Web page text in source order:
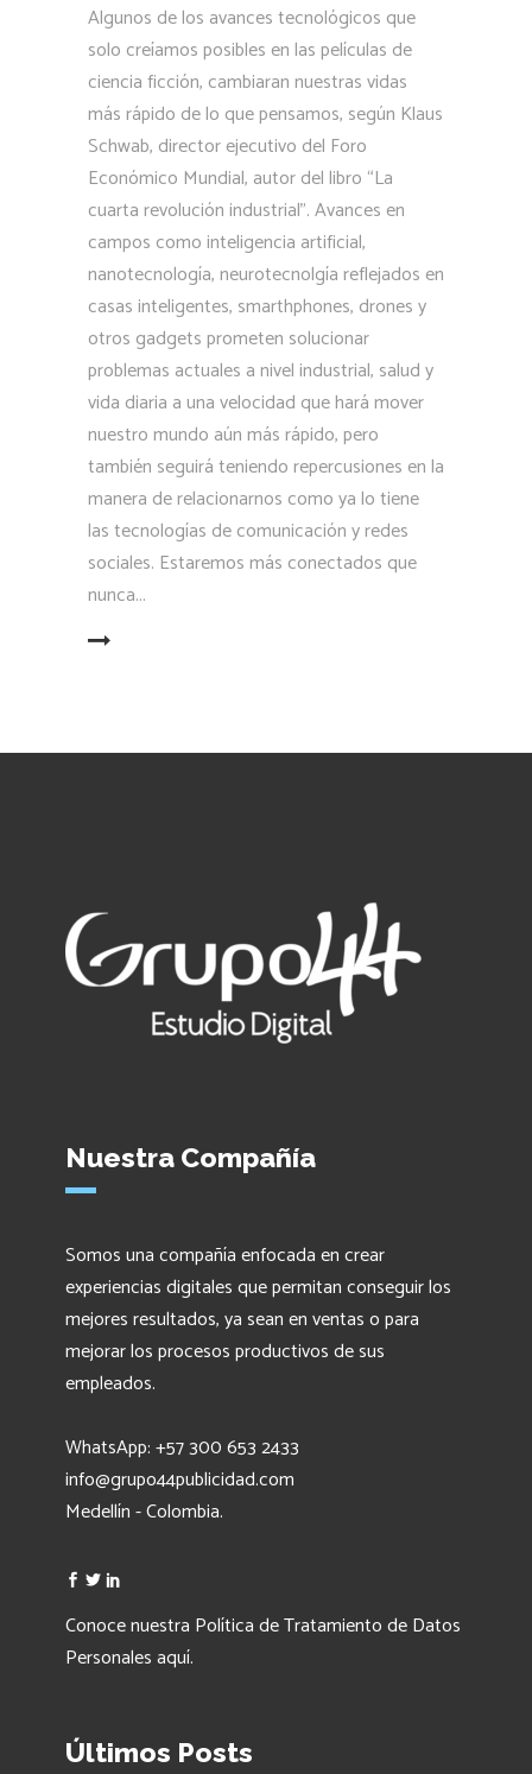
Algunos de los avances tecnológicos que
solo creíamos posibles en las películas de
ciencia ficción, cambiaran nuestras vidas
más rápido de lo que pensamos, según Klaus
Schwab, director ejecutivo del Foro
Económico Mundial, autor del libro “La
cuarta revolución industrial”. Avances en
campos como inteligencia artificial,
nanotecnología, neurotecnolgía reflejados en
casas inteligentes, smarthphones, drones y
otros gadgets prometen solucionar
problemas actuales a nivel industrial, salud y
vida diaria a una velocidad que hará mover
nuestro mundo aún más rápido, pero
también seguirá teniendo repercusiones en la
manera de relacionarnos como ya lo tiene
las tecnologías de comunicación y redes
sociales. Estaremos más conectados que
nunca
Nuestra Compañía
Somos una compañía enfocada en crear
experiencias digitales que permitan conseguir los
mejores resultados, ya sean en ventas o para
mejorar los procesos productivos de sus
empleados.
WhatsApp: +57 300 653 2433
info@grupo44publicidad.com
Medellín - Colombia.
Conoce nuestra Política de Tratamiento de Datos
Personalesaquí.
Últimos Posts